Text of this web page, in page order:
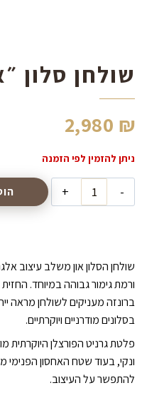
שולחן סלון
2,980 ₪
שולחן הסלון און משלב עיצוב
ורמת גימור גבוהה במיוחד.
ברונזה מעניקים לשולחן מראה
בסלונים מודרניים ויוקרתיים.
פלטת גרניט הפורצלן היוקרתית
ונקי, בעוד שטח האחסון
להתפשר על העיצוב.
כמות
של